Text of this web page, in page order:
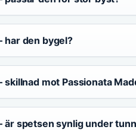
har den bygel?
skillnad mot Passionata
är spetsen synlig under